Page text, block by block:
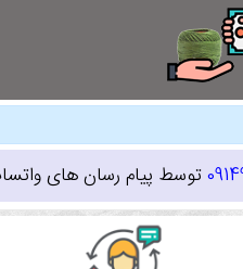
توسط پیام رسان های